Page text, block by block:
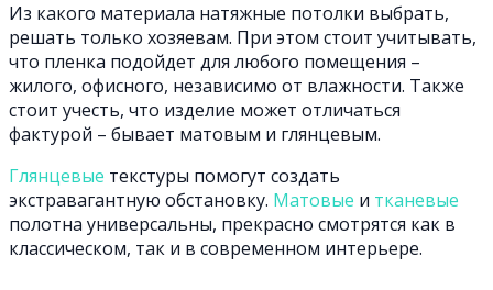
Из какого материала натяжные потолки выбрать,
решать только хозяевам. При этом стоит учитывать,
что пленка подойдет для любого помещения –
жилого, офисного, независимо от влажности. Также
стоит учесть, что изделие может отличаться
фактурой – бывает матовым и глянцевым.
Глянцевые текстуры помогут создать
экстравагантную обстановку. Матовые и тканевые
полотна универсальны, прекрасно смотрятся как в
классическом, так и в современном интерьере.